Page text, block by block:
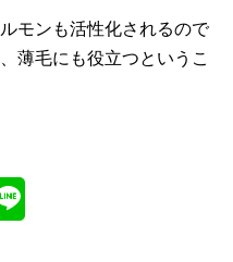
モンも活性化されるので
薄毛にも役立つというこ